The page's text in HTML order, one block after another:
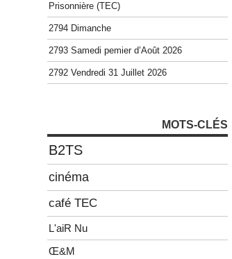
Prisonnière (TEC)
2794 Dimanche
2793 Samedi pemier d’Août 2026
2792 Vendredi 31 Juillet 2026
MOTS-CLÉS
B2TS
cinéma
café TEC
L'aiR Nu
Œ&M